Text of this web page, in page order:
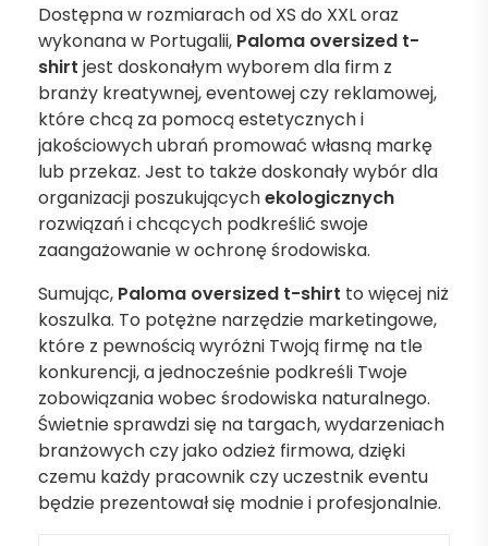
Dostępna w rozmiarach od XS do XXL oraz
wykonana w Portugalii, Paloma oversized t-
shirt jest doskonałym wyborem dla firm z
branży kreatywnej, eventowej czy reklamowej,
które chcą za pomocą estetycznych i
jakościowych ubrań promować własną markę
lub przekaz. Jest to także doskonały wybór dla
organizacji poszukującychekologicznych
rozwiązań i chcących podkreślić swoje
zaangażowanie w ochronę środowiska.
Sumując, Paloma oversized t-shirt to więcej niż
koszulka. To potężne narzędzie marketingowe,
które z pewnością wyróżni Twoją firmę na tle
konkurencji, a jednocześnie podkreśli Twoje
zobowiązania wobec środowiska naturalnego.
Świetnie sprawdzi się na targach, wydarzeniach
branżowych czy jako odzież firmowa, dzięki
czemu każdy pracownik czy uczestnik eventu
będzie prezentował się modnie i profesjonalnie.